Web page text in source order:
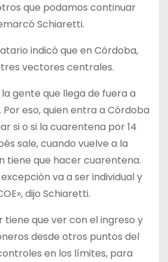
que podamos continuar
Schiaretti.
indicó que en Córdoba,
vectores centrales.
gente que llega de fuera a
eso, quien entra a Córdoba
si o si la cuarentena por 14
sale, cuando vuelve a la
tiene que hacer cuarentena.
va a ser individual y
dijo Schiaretti.
tiene que ver con el ingreso y
desde otros puntos del
en los límites, para